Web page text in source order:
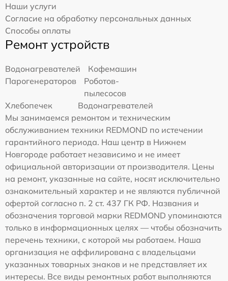
Наши услуги
Согласие на обработку персональных данных
Способы оплаты
Ремонт устройств
Водонагревателей
Кофемашин
Парогенераторов
Роботов-
пылесосов
Хлебопечек
Водонагревателей
Мы занимаемся ремонтом и техническим
обслуживанием техники REDMOND по истечении
гарантийного периода. Наш центр в Нижнем
Новгороде работает независимо и не имеет
официальной авторизации от производителя. Цены
на ремонт, указанные на сайте, носят исключительно
ознакомительный характер и не являются публичной
офертой согласно п. 2 ст. 437 ГК РФ. Названия и
обозначения торговой марки REDMOND упоминаются
только в информационных целях — чтобы обозначить
перечень техники, с которой мы работаем. Наша
организация не аффилирована с владельцами
указанных товарных знаков и не представляет их
интересы. Все виды ремонтных работ выполняются